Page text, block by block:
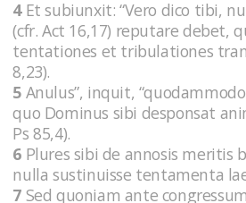
4Et subiunxit: “Vero dico tibi,
(cfr. Act 16,17) reputare debet,
tentationes et tribulationes
8,23).
5 Anulus”, inquit,
quo Dominus sibi desponsat
Ps 85,4).
6 Plures sibi de annosis meritis
nulla sustinuisse tentamenta
7 Sed quoniam ante